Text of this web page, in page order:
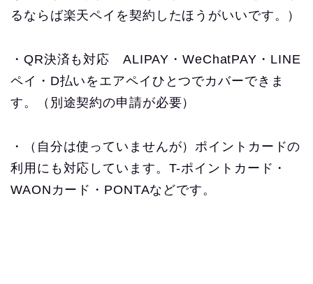
るならば楽天ペイを契約したほうがいいです。）
・QR決済も対応 ALIPAY・WeChatPAY・LINE
ペイ・D払いをエアペイひとつでカバーできま
す。（別途契約の申請が必要）
・（自分は使っていませんが）ポイントカードの
利用にも対応しています。T-ポイントカード・
WAONカード・PONTAなどです。